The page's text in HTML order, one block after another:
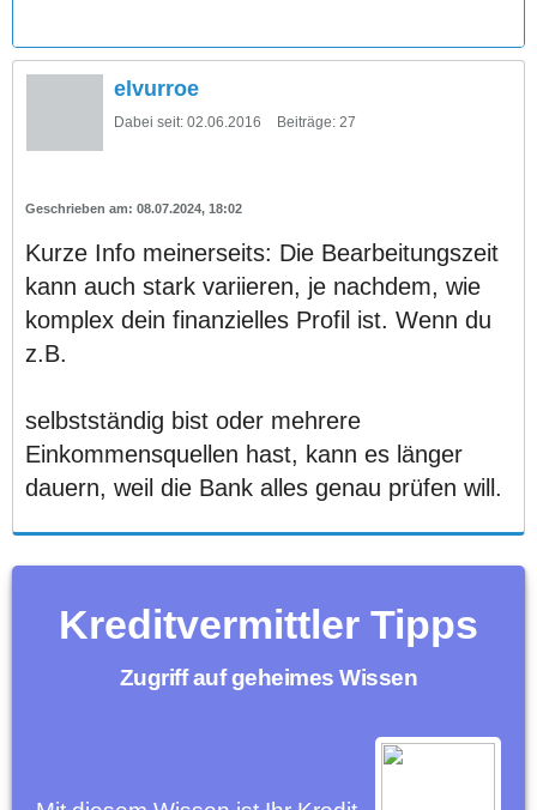
elvurroe
Dabei seit: 02.06.2016 Beiträge: 27
08.07.2024, 18:02
Kurze Info meinerseits: Die Bearbeitungszeit
kann auch stark variieren, je nachdem, wie
komplex dein finanzielles Profil ist. Wenn du
z.B.
selbstständig bist oder mehrere
Einkommensquellen hast, kann es länger
dauern, weil die Bank alles genau prüfen will.
Kreditvermittler Tipps
Zugriff auf geheimes Wissen